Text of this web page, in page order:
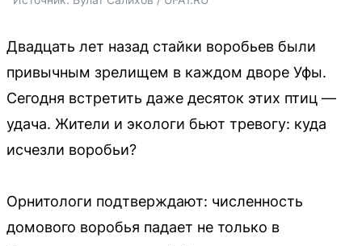
Двадцать лет назад стайки воробьев были
привычным зрелищем в каждом дворе Уфы.
Сегодня встретить даже десяток этих птиц —
удача. Жители и экологи бьют тревогу: куда
исчезли воробьи?
Орнитологи подтверждают: численность
домового воробья падает не только в